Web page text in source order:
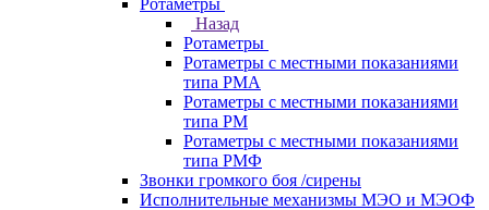
Ротаметры
Назад
Ротаметры
Ротаметры с местными показаниями
типа РМА
Ротаметры с местными показаниями
типа РМ
Ротаметры с местными показаниями
типа РМФ
Звонки громкого боя /сирены
Исполнительные механизмы МЭО и МЭОФ